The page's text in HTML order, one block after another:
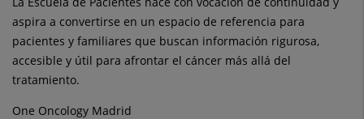
aspira a convertirse en un espacio de referencia para
pacientes y familiares que buscan información rigurosa,
accesible y útil para afrontar el cáncer más allá del
tratamiento.
One Oncology Madrid